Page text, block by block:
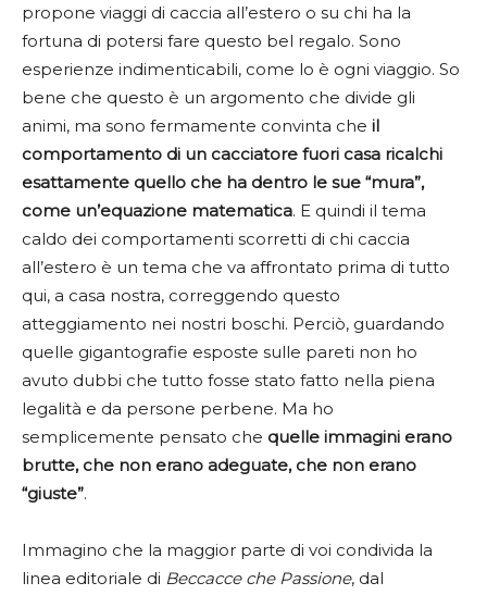
propone viaggi di caccia all’estero o su chi ha la
fortuna di potersi fare questo bel regalo. Sono
esperienze indimenticabili, come lo è ogni viaggio. So
bene che questo è un argomento che divide gli
animi, ma sono fermamente convinta che il
comportamento di un cacciatore fuori casa ricalchi
esattamente quello che ha dentro le sue “mura”,
come un’equazione matematica. E quindi il tema
caldo dei comportamenti scorretti di chi caccia
all’estero è un tema che va affrontato prima di tutto
qui, a casa nostra, correggendo questo
atteggiamento nei nostri boschi. Perciò, guardando
quelle gigantografie esposte sulle pareti non ho
avuto dubbi che tutto fosse stato fatto nella piena
legalità e da persone perbene. Ma ho
semplicemente pensato che quelle immagini erano
brutte, che non erano adeguate, che non erano
“giuste”.
Immagino che la maggior parte di voi condivida la
linea editoriale di Beccacce che Passione, dal